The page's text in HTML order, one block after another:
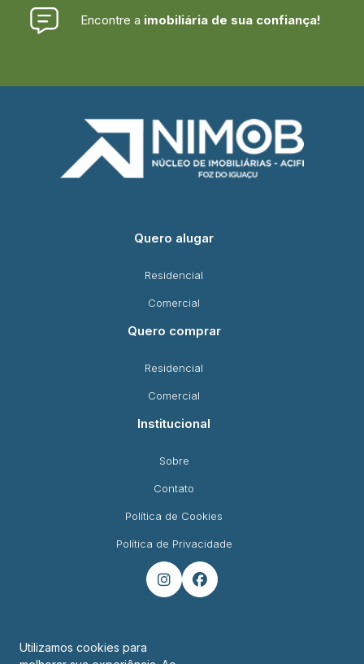
Encontre a imobiliária de sua confiança!
Quero alugar
Residencial
Comercial
Quero comprar
Residencial
Comercial
Institucional
Sobre
Contato
Política de Cookies
Política de Privacidade
 
Utilizamos cookies para